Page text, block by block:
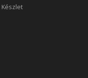
Készlet